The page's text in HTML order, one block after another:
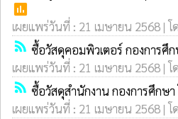
poll
เผยแพร่วันที่ : 21 เมษายน 2568 |
rss_feed ซื้อวัสดุคอมพิวเตอร์ กองการศึก
เผยแพร่วันที่ : 21 เมษายน 2568 |
rss_feed ซื้อวัสดุสำนักงาน กองการศึกษา
เผยแพร่วันที่ : 21 เมษายน 2568 |